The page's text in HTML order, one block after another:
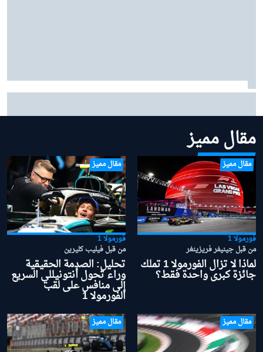
بينوتو يردّ على شائعات ساينز وبياسـتري: "نحن سعداء
مقال مميز
مقال مميز
فورمولا 1
من قبل جينيفر فريزينغر
لماذا لا تزال الفورمولا 1 تملك
جائزة كبرى واحدة فقط؟
مقال مميز
فورمولا 1
من قبل فيليب كليرين
تحليل: الصدمة الحقيقية
وراء تحول أنتونيللي السريع
إلى منافس على لقب
الفورمولا 1
مقال مميز مقال مميز